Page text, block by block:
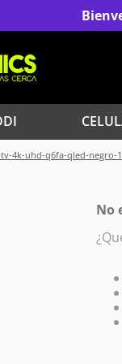
4k-uhd-q6fa-qled-negro-1
No